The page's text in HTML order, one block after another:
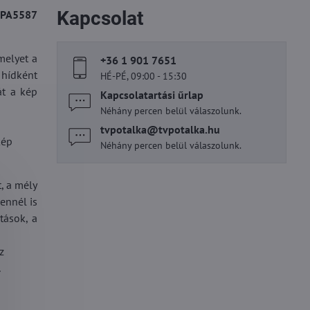
a
a kép
a mély
is
a
Kapcsolat
+36 1 901 7651
HÉ-PÉ, 09:00 - 15:30
Kapcsolatartási űrlap
Néhány percen belül válaszolunk.
tvpotalka​@tvpotalka​.hu
Néhány percen belül válaszolunk.